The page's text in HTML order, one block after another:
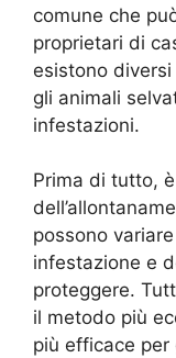
comune che
proprietari di
esistono
gli animali
infestazioni.
Prima di tutto,
possono
infestazione e
proteggere.
il metodo più
più efficace per